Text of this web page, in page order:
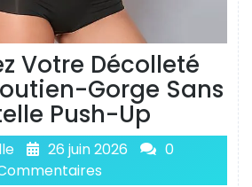
Votre Décolleté
Gorge Sans
Push-Up
26 juin 2026
0